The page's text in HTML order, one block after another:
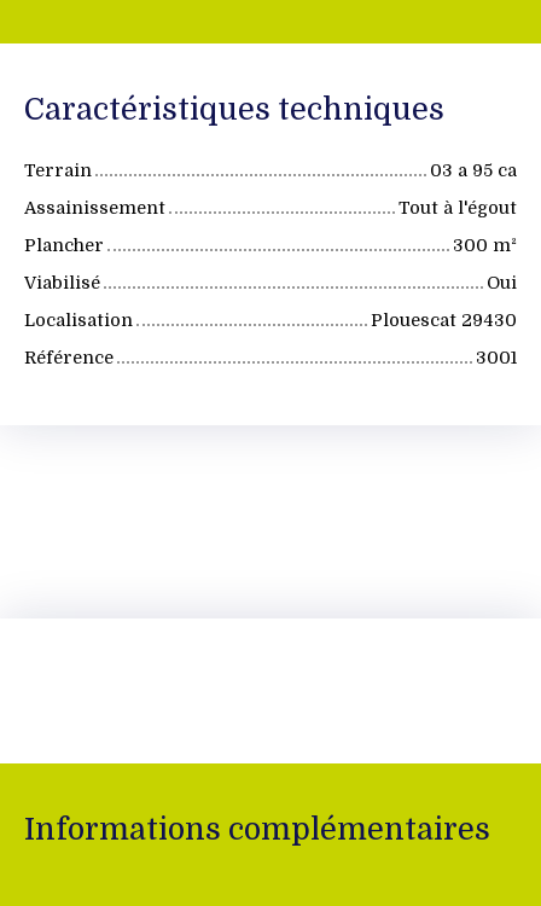
Caractéristiques techniques
Terrain
03 a 95 ca
Assainissement
Tout à l'égout
Plancher
300 m²
Viabilisé
Oui
Localisation
Plouescat 29430
Référence
3001
Informations complémentaires